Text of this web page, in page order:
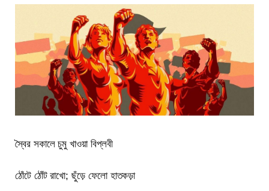
স্বৈর সকালে চুমু খাওয়া বিপ্লবী
ঠোঁটে ঠোঁট রাখো; ছুঁড়ে ফেলো হাতকড়া